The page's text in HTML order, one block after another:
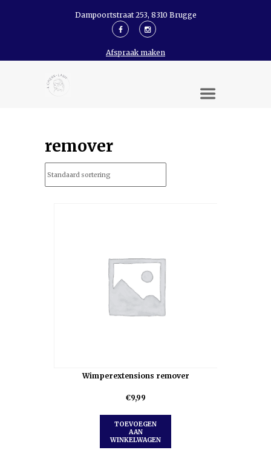
Dampoortstraat 253, 8310 Brugge
Afspraak maken
remover
Wimperextensions remover
€9,99
TOEVOEGEN
AAN
WINKELWAGEN